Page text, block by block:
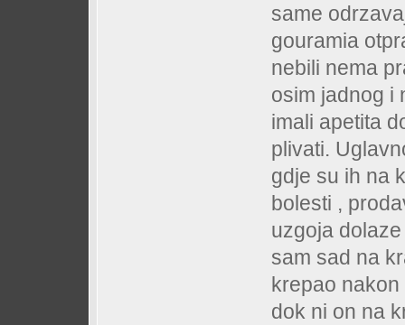
same
gouramia
nebili nema
osim jadnog i
imali apetita
plivati.
gdje su ih na
bolesti ,
uzgoja
sam sad na
krepao
dok ni on na